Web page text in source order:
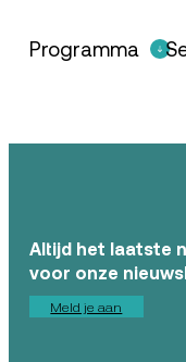
Programma
Altijd het laatste
voor onze
Meld je aan